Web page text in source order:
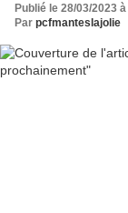
Publié le 28/03/2023
Par pcfmanteslajolie